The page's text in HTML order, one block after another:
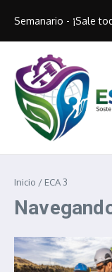
Semanario - ¡Sale
Inicio / ECA 3